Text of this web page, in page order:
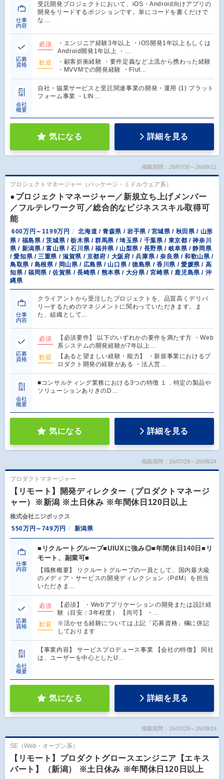
仕事
内容
受託開発プロジェクトにおいて、iOS・Android向けアプリの
開発をリードするポジションです。単にコードを書くだけで
な…
応募
資格
必須
・エンジニア経験3年以上 ・iOS開発1年以上もしくは
Android開発1年以上 ・…
歓迎
・顧客折衝経験 ・要件定義など上流から携わった経験
・MVVMでの開発経験 ・Flut…
会社
概要
自社・協業サービスと受託関連事業の開発・運用 (1) プラット
フォーム事業 ・LIN…
気になる 詳細を見る
掲載期間：26/07/30～26/08/12
プロジェクトマネージャー（パッケージ・ミドルウェア系）
●プロジェクトマネージャー／新規立ち上げメンバー
／フルテレワーク可／総合的なビジネススキル取得可
能
600万円～1199万円
北海道 / 青森県 / 岩手県 / 宮城県 / 秋田県 / 山形
県 / 福島県 / 茨城県 / 栃木県 / 群馬県 / 埼玉県 / 千葉県 / 東京都 / 神奈川
県 / 新潟県 / 富山県 / 石川県 / 福井県 / 山梨県 / 長野県 / 岐阜県 / 静岡県
/ 愛知県 / 三重県 / 滋賀県 / 京都府 / 大阪府 / 兵庫県 / 奈良県 / 和歌山県 /
鳥取県 / 島根県 / 岡山県 / 広島県 / 山口県 / 徳島県 / 香川県 / 愛媛県 / 高
知県 / 福岡県 / 佐賀県 / 長崎県 / 熊本県 / 大分県 / 宮崎県 / 鹿児島県 / 沖
縄県
仕事
内容
クライアントから受注したプロジェクトを、品質高くデリバ
リ―するためのマネジメントに関わっていただきます。ま
た、組織として…
応募
資格
必須
【必須要件】 以下のいずれかの要件を満たす方 ・Web
系システムの開発経験が7年以上…
歓迎
【あると望ましい経験・能力】 ・新規事業におけるプ
ロダクト開発の経験がある ・法人営…
会社
概要
■コンサルティング業務における3つの特徴 １．特定の製品や
ソリューションありきのD…
気になる 詳細を見る
掲載期間：26/07/29～26/08/24
プロダクトマネージャー
【リモート】開発ディレクター（プロダクトマネージ
ャー）※新潟 ※土日休み ※年間休日120日以上
株式会社ニジボックス
550万円～749万円
新潟県
仕事
内容
■リクルートグループ■UIUXに強み◎■年間休日140日■リ
モート、副業可■
【職務概要】 リクルートグループの一員として、国内最大級
のメディア・サービスの開発ディレクション（PdM）を担当
いただきま…
応募
資格
必須
【必須】 ・Webアプリケーションの開発または設計経
験（目安：3年程度） 【尚可】 ・…
歓迎
※活かせる経験については上記「応募資格」欄に併記
しております
会社
概要
【事業内容】 サービスプロデュース事業 【会社の特徴】 同社
は、ユーザーを中心としたU…
気になる 詳細を見る
掲載期間：26/07/29～26/08/24
SE（Web・オープン系）
【リモート】プロダクトグロースエンジニア【エキス
パート】（新潟） ※土日休み ※年間休日120日以上